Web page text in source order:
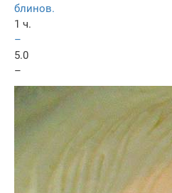
блинов.
1 ч.
–
5.0
–